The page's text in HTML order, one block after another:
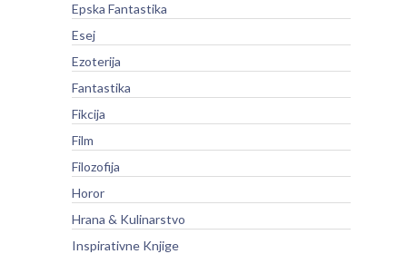
Epska Fantastika
Esej
Ezoterija
Fantastika
Fikcija
Film
Filozofija
Horor
Hrana & Kulinarstvo
Inspirativne Knjige